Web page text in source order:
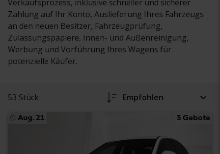
Verkaufsprozess, inklusive schneller und sicherer
Zahlung auf Ihr Konto, Auslieferung Ihres Fahrzeugs
an den neuen Besitzer, Fahrzeugprüfung,
Zulassungspapiere, Innen- und Außenreinigung,
Werbung und Vorführung Ihres Wagens für
potenzielle Käufer.
53 Stück Empfohlen
Aug. 21 3 Gebote